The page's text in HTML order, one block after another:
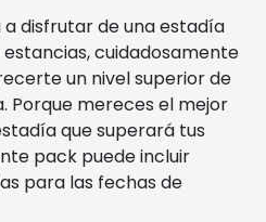
a disfrutar de una estadía
cuidadosamente
un nivel superior de
Porque mereces el mejor
que superará tus
pack puede incluir
para las fechas de